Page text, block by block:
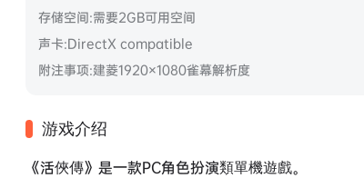
存储空间:需要2GB可用空间
声卡:DirectX compatible
附注事项:建菱1920×1080雀幕解析度
游戏介绍
《活俠傳》是一款PC角色扮演類單機遊戲。